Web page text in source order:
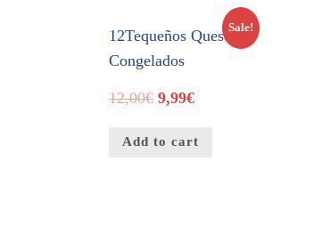
Sale!
12Tequeños Queso
Congelados
12,00€ 9,99€
Add to cart